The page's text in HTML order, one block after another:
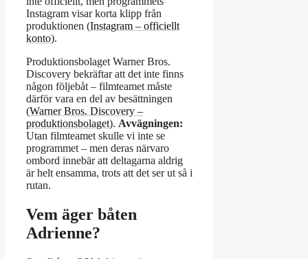
Instagram visar korta klipp från
produktionen (Instagram – officiellt
konto).
Produktionsbolaget Warner Bros.
Discovery bekräftar att det inte finns
någon följebåt – filmteamet måste
därför vara en del av besättningen
(Warner Bros. Discovery –
produktionsbolaget). Avvägningen:
Utan filmteamet skulle vi inte se
programmet – men deras närvaro
ombord innebär att deltagarna aldrig
är helt ensamma, trots att det ser ut så i
rutan.
Vem äger båten
Adrienne?